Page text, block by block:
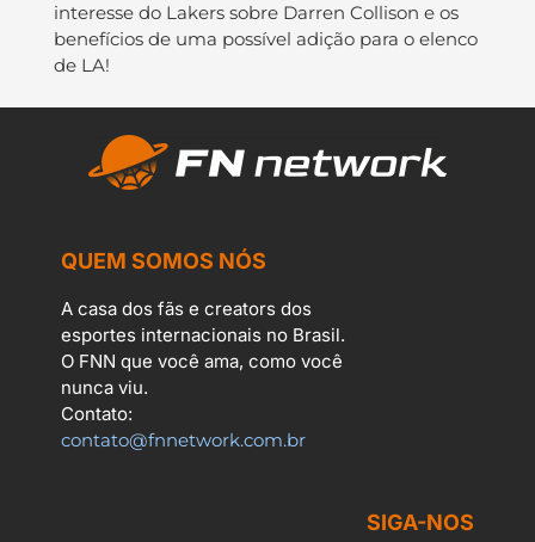
interesse do Lakers sobre Darren Collison e os
benefícios de uma possível adição para o elenco
de LA!
QUEM SOMOS NÓS
A casa dos fãs e creators dos
esportes internacionais no Brasil.
O FNN que você ama, como você
nunca viu.
Contato:
contato@fnnetwork.com.br
SIGA-NOS